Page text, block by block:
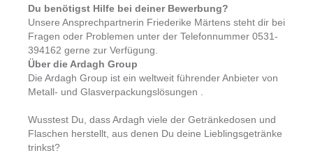
Du benötigst Hilfe bei deiner Bewerbung?
Unsere Ansprechpartnerin Friederike Märtens steht dir bei
Fragen oder Problemen unter der Telefonnummer 0531-
394162 gerne zur Verfügung.
Über die Ardagh Group
Die Ardagh Group ist ein weltweit führender Anbieter von
Metall- und Glasverpackungslösungen .
Wusstest Du, dass Ardagh viele der Getränkedosen und
Flaschen herstellt, aus denen Du deine Lieblingsgetränke
trinkst?